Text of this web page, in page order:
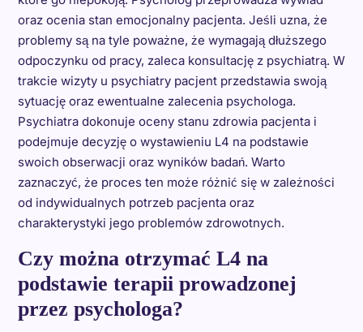
oraz ocenia stan emocjonalny pacjenta. Jeśli uzna, że
problemy są na tyle poważne, że wymagają dłuższego
odpoczynku od pracy, zaleca konsultację z psychiatrą. W
trakcie wizyty u psychiatry pacjent przedstawia swoją
sytuację oraz ewentualne zalecenia psychologa.
Psychiatra dokonuje oceny stanu zdrowia pacjenta i
podejmuje decyzję o wystawieniu L4 na podstawie
swoich obserwacji oraz wyników badań. Warto
zaznaczyć, że proces ten może różnić się w zależności
od indywidualnych potrzeb pacjenta oraz
charakterystyki jego problemów zdrowotnych.
Czy można otrzymać L4 na
podstawie terapii prowadzonej
przez psychologa?